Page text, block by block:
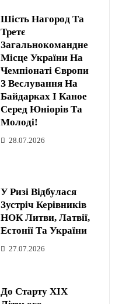
Шість Нагород Та
Третє
Загальнокомандне
Місце України На
Чемпіонаті Європи
З Веслування На
Байдарках І Каное
Серед Юніорів Та
Молоді!
28.07.2026
У Ризі Відбулася
Зустріч Керівників
НОК Литви, Латвії,
Естонії Та України
27.07.2026
До Старту XIX